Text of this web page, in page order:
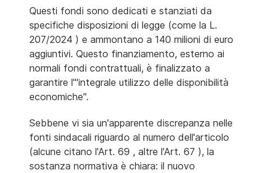
Questi fondi sono dedicati e stanziati da
specifiche disposizioni di legge (come la L.
207/2024 ) e ammontano a 140 milioni di euro
aggiuntivi. Questo finanziamento, esterno ai
normali fondi contrattuali, è finalizzato a
garantire l'"integrale utilizzo delle disponibilità
economiche".
Sebbene vi sia un'apparente discrepanza nelle
fonti sindacali riguardo al numero dell'articolo
(alcune citano l'Art. 69 , altre l'Art. 67 ), la
sostanza normativa è chiara: il nuovo